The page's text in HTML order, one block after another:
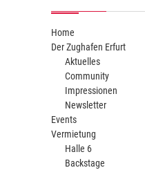
Home
Der Zughafen Erfurt
Aktuelles
Community
Impressionen
Newsletter
Events
Vermietung
Halle 6
Backstage